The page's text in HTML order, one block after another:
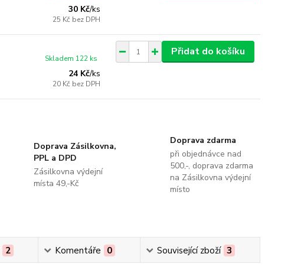
30 Kč/ks
25 Kč bez DPH
24 Kč/ks
20 Kč bez DPH
Skladem 122 ks
Přidat do košíku
Doprava Zásilkovna,
PPL a DPD
Zásilkovna výdejní
místa 49,-Kč
Doprava zdarma
při objednávce nad
500,-, doprava zdarma
na Zásilkovna výdejní
místo
2 Komentáře 0 Související zboží 3